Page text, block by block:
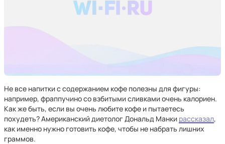
Не все напитки с содержанием кофе полезны для фигуры:
например, фраппучино со взбитыми сливками очень калориен.
Как же быть, если вы очень любите кофе и пытаетесь
похудеть? Американский диетолог Дональд Манки рассказал,
как именно нужно готовить кофе, чтобы не набрать лишних
граммов.